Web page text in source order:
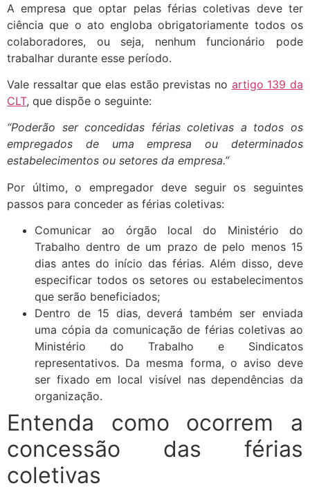
A empresa que optar pelas férias coletivas deve ter
ciência que o ato engloba obrigatoriamente todos os
colaboradores, ou seja, nenhum funcionário pode
trabalhar durante esse período.
Vale ressaltar que elas estão previstas no artigo 139 da
CLT, que dispõe o seguinte:
“Poderão ser concedidas férias coletivas a todos os
empregados de uma empresa ou determinados
estabelecimentos ou setores da empresa.”
Por último, o empregador deve seguir os seguintes
passos para conceder as férias coletivas:
Comunicar ao órgão local do Ministério do
Trabalho dentro de um prazo de pelo menos 15
dias antes do início das férias. Além disso, deve
especificar todos os setores ou estabelecimentos
que serão beneficiados;
Dentro de 15 dias, deverá também ser enviada
uma cópia da comunicação de férias coletivas ao
Ministério do Trabalho e Sindicatos
representativos. Da mesma forma, o aviso deve
ser fixado em local visível nas dependências da
organização.
Entenda como ocorrem a
concessão das férias
coletivas